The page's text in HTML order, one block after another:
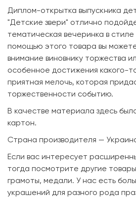
Диплом-открытка выпускника
"Детские звери" отлично
тематическая вечеринка в
помощью этого товара вы
внимание виновнику торжества
особенное достижения какого-
приятная мелочь, которая
торжественности событию.
В качестве материала здесь
картон.
Страна производителя —
Если вас интересует
тогда посмотрите другие
грамоты, медали. У нас есть
украшений для разного рода